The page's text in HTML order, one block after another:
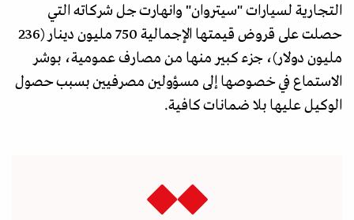
التجارية لسيارات "سيتروان" وانهارت جل شركاته التي
حصلت على قروض قيمتها الإجمالية 750 مليون دينار (236
مليون دولار)، جزء كبير منها من مصارف عمومية، بوشر
الاستماع في خصوصها إلى مسؤولين مصرفيين بسبب حصول
الوكيل عليها بلا ضمانات كافية.